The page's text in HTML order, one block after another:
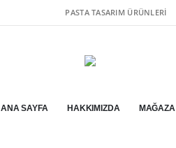
PASTA TASARIM ÜRÜNLERI
ANA SAYFA HAKKIMIZDA MAĞAZA